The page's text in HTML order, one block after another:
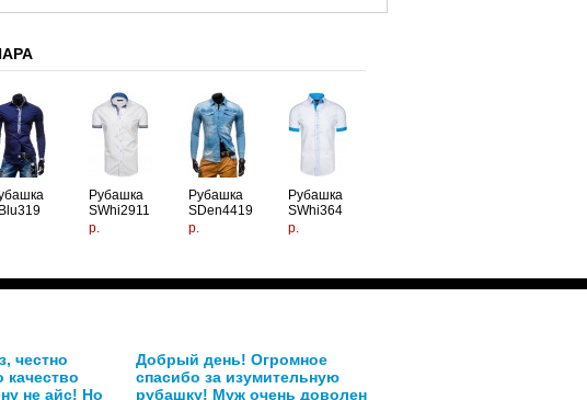
Рубашка
SWhi2911
р.
Рубашка
SDen4419
р.
Рубашка
SWhi364
р.
честно
качество
не айс! Но
Добрый день! Огромное
спасибо за изумительную
рубашку! Муж очень доволен